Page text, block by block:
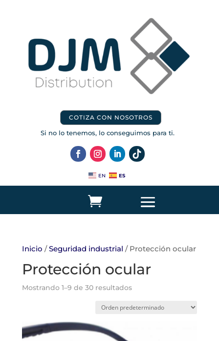
COTIZA CON NOSOTROS
Si no lo tenemos, lo conseguimos para ti.
EN ES
Inicio /Seguridad industrial / Protección ocular
Protección ocular
Mostrando 1–9 de 30 resultados